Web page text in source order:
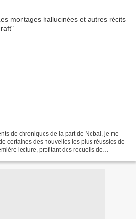
de chroniques de la part de Nébal, je me
certaines des nouvelles les plus réussies de
lecture, profitant des recueils de